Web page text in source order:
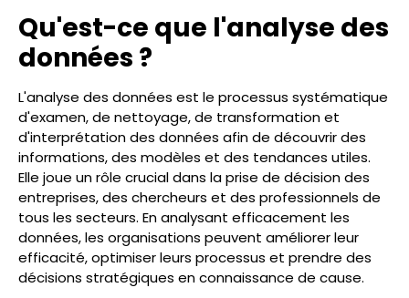
Qu'est-ce que l'analyse des
données ?
L'analyse des données est le processus systématique
d'examen, de nettoyage, de transformation et
d'interprétation des données afin de découvrir des
informations, des modèles et des tendances utiles.
Elle joue un rôle crucial dans la prise de décision des
entreprises, des chercheurs et des professionnels de
tous les secteurs. En analysant efficacement les
données, les organisations peuvent améliorer leur
efficacité, optimiser leurs processus et prendre des
décisions stratégiques en connaissance de cause.